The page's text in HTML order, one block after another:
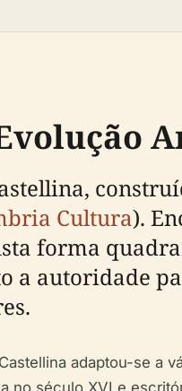
Cultura).
forma
a autoridade
adaptou-se a
no século XVI e